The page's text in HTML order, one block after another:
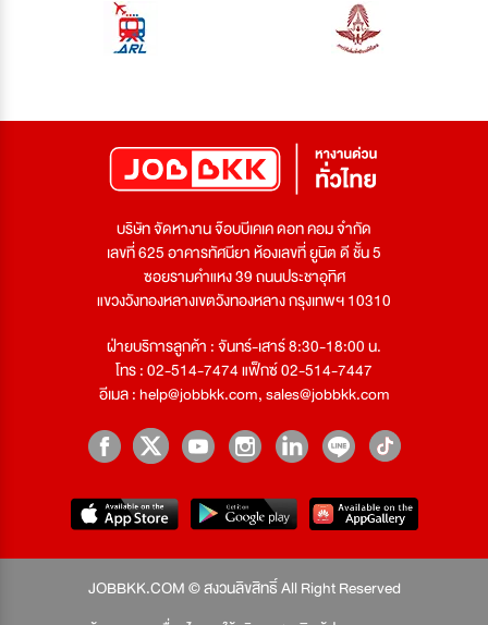
บริษัท จัดหางาน จ๊อบบีเคเค ดอท คอม จำกัด
เลขที่ 625 อาคารทัศนียา ห้องเลขที่ ยูนิต ดี ชั้น 5
ซอยรามคำแหง 39 ถนนประชาอุทิศ
แขวงวังทองหลางเขตวังทองหลาง กรุงเทพฯ 10310
ฝ่ายบริการลูกค้า : จันทร์-เสาร์ 8:30-18:00 น.
โทร : 02-514-7474 แฟ็กซ์ 02-514-7447
อีเมล :help@jobbkk.com,sales@jobbkk.com
JOBBKK.COM © สงวนลิขสิทธิ์ All Right Reserved